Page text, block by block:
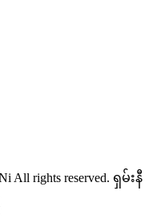
All rights reserved. ရှမ်းနီ